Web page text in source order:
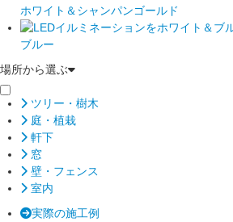
ホワイト＆シャンパンゴールド
ブルー
場所から選ぶ
ツリー・樹木
庭・植栽
軒下
窓
壁・フェンス
室内
実際の施工例